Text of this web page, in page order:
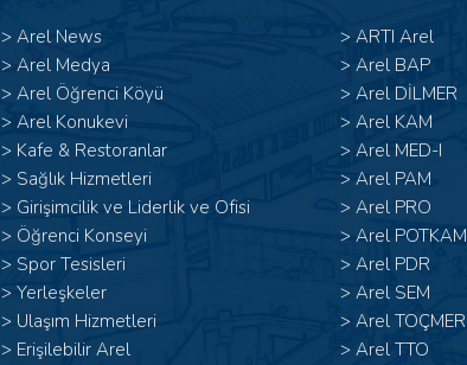
> Arel News
> Arel Medya
> Arel Öğrenci Köyü
> Arel Konukevi
> Kafe & Restoranlar
> Sağlık Hizmetleri
> Girişimcilik ve Liderlik ve Ofisi
> Öğrenci Konseyi
> Spor Tesisleri
> Yerleşkeler
> Ulaşım Hizmetleri
> Erişilebilir Arel
> ARTI Arel
> Arel BAP
> Arel DİLMER
> Arel KAM
> Arel MED-I
> Arel PAM
> Arel PRO
> Arel POTKAM
> Arel PDR
> Arel SEM
> Arel TOÇMER
> Arel TTO